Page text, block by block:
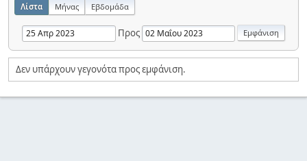
Λίστα Μήνας Εβδομάδα
Προς
Δεν υπάρχουν γεγονότα προς εμφάνιση.